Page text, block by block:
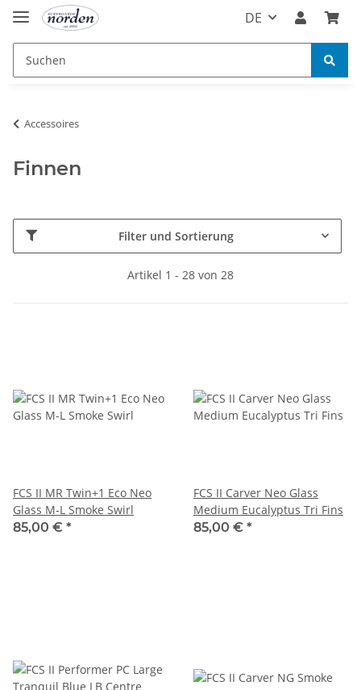
DE
Accessoires
Finnen
Filter und Sortierung
Artikel 1 - 28 von 28
FCS II MR Twin+1 Eco Neo
Glass M-L Smoke Swirl
85,00 € *
FCS II Carver Neo Glass
Medium Eucalyptus Tri Fins
85,00 € *